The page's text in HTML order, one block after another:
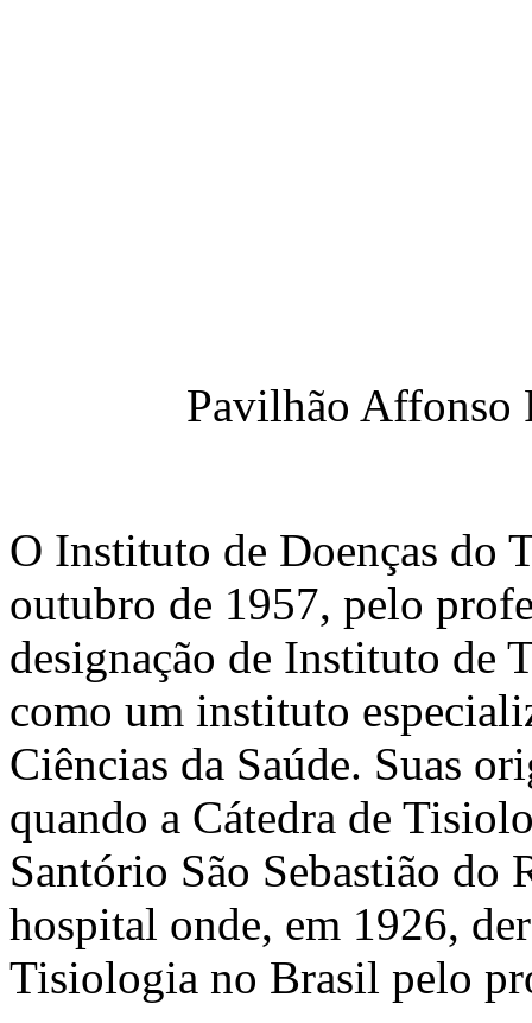
Pavilhão Affonso
O Instituto de Doenças do
outubro de 1957, pelo
designação de Instituto de
como um instituto
Ciências da Saúde. Suas
quando a Cátedra de
Santório São Sebastião do
hospital onde, em 1926,
Tisiologia no Brasil pelo